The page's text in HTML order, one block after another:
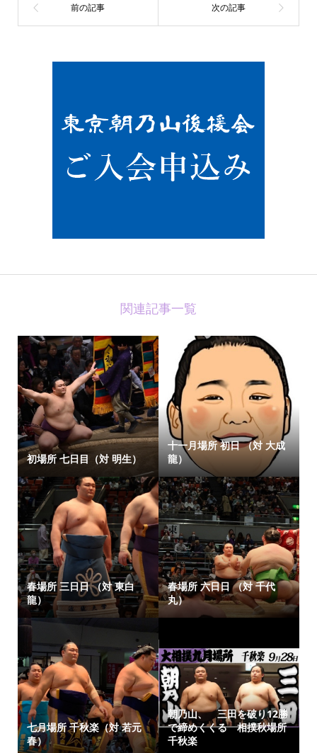
関連記事一覧
初場所 七日目（対 明生）
十一月場所 初日 （対 大成
龍）
春場所 三日日 （対 東白
龍）
春場所 六日日 （対 千代
丸）
七月場所 千秋楽（対 若元
春）
朝乃山、 三田を破り12勝
で締めくくる 相撲秋場所
千秋楽